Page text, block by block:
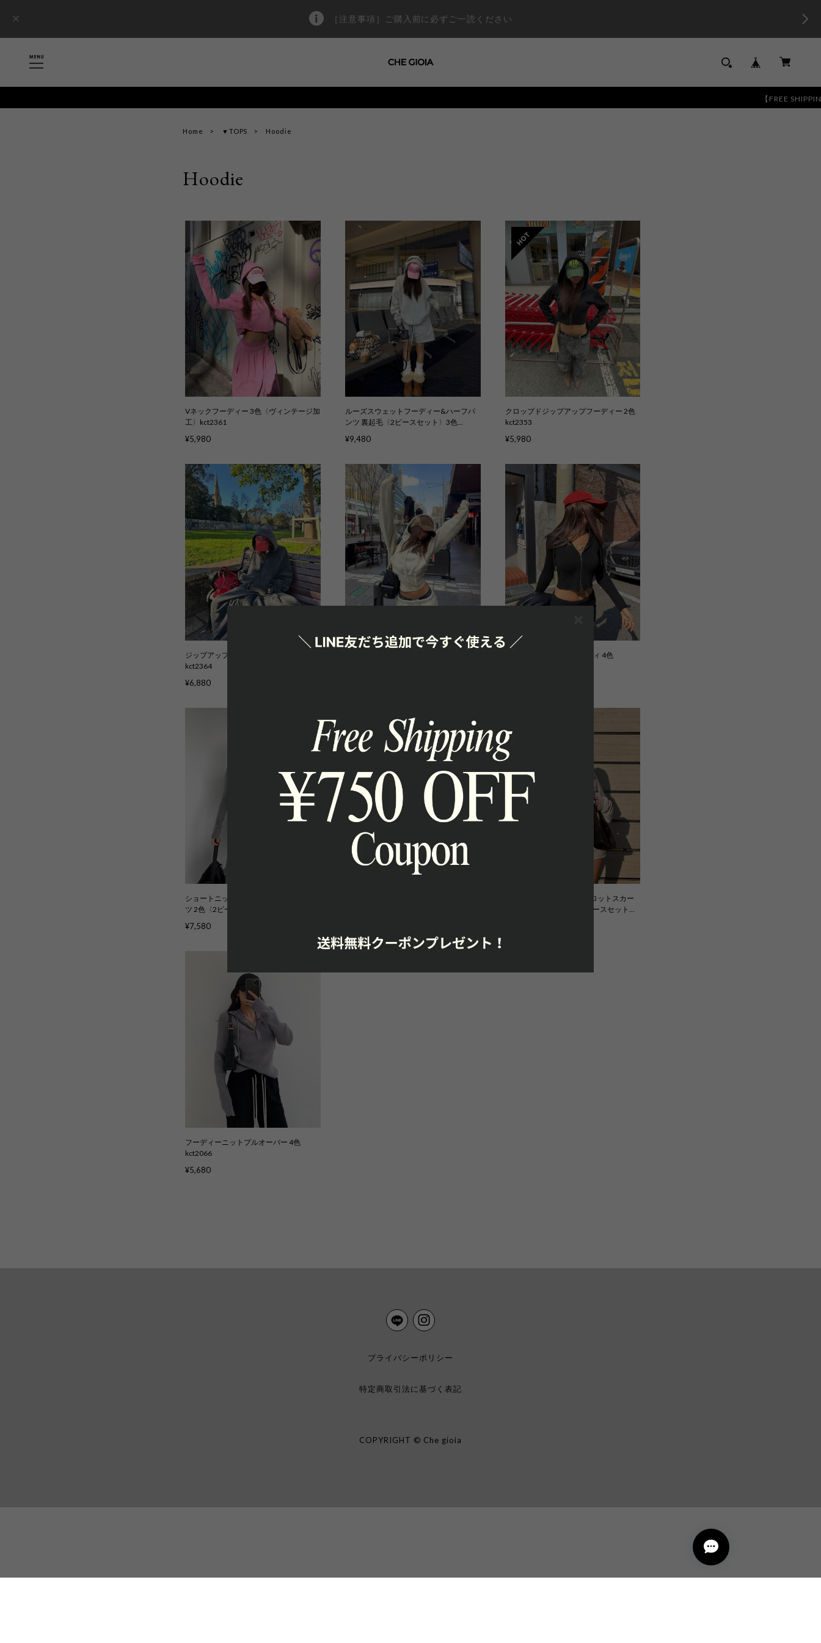
［注意事項］ご購入前に必ずご一読ください
【FREE SHIPPING】
Home ▼TOPS Hoodie
Hoodie
Vネックフーディー 3色〈ヴィンテージ加
工〉kct2361
¥5,980
ルーズスウェットフーディー&ハーフパ
ンツ 裏起毛〈2ピースセット〉3色
¥9,480
クロップドジップアップフーディー 2色
kct2353
¥5,980
ジップアップフーディー 裏起毛 2色
kct2364
¥6,880
ダブルジップニットフーディ 4色
ショートニットフーディー&ニットパン
ツ 2色〈2ピースセット〉kcs5010
¥7,580
フーディートップス×キュロットスカー
ト 2色 セットアップ〈２ピースセット〉
フーディーニットプルオーバー 4色
kct2066
¥5,680
プライバシーポリシー
特定商取引法に基づく表記
COPYRIGHT © Che gioia